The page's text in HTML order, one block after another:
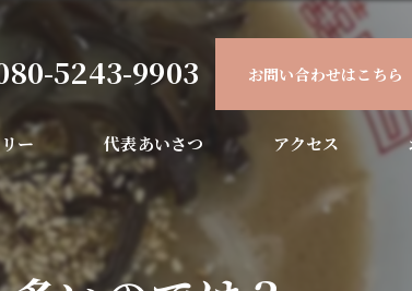
5243-9903 お問い合わせはこちら
ー 代表あいさつ アクセス